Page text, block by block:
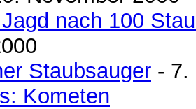
nach 100
Staubsauger - 7.
Kometen